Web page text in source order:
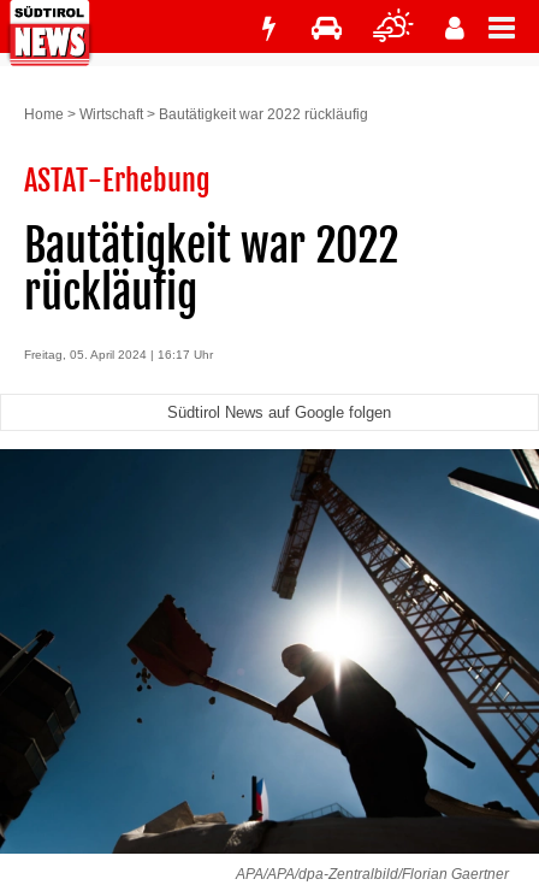
Home > Wirtschaft> Bautätigkeit war 2022 rückläufig
ASTAT-Erhebung
Bautätigkeit war 2022
rückläufig
Freitag, 05. April 2024 | 16:17 Uhr
Südtirol News auf Google folgen
APA/APA/dpa-Zentralbild/Florian Gaertner